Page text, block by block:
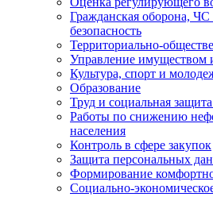
Гражданская оборона,
безопасность
Территориально-
Управление имуществом
Культура, спорт и
Образование
Труд и социальная
Работы по снижению
населения
Контроль в сфере закупок
Защита персональных
Формирование
Социально-